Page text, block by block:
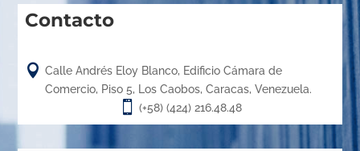
Contacto
 Calle Andrés Eloy Blanco, Edificio Cámara de
Comercio, Piso 5, Los Caobos, Caracas, Venezuela.
 (+58) (424) 216.48.48